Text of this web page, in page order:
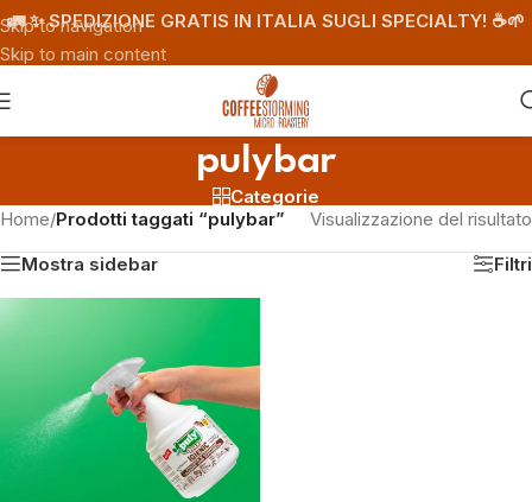
Skip to navigation
Skip to main content
🚛 ✨ SPEDIZIONE GRATIS IN ITALIA SUGLI SPECIALTY! ☕️🌱
pulybar
Categorie
Home/Prodotti taggati “pulybar”
Visualizzazione del risultato
Mostra sidebar
Filtri